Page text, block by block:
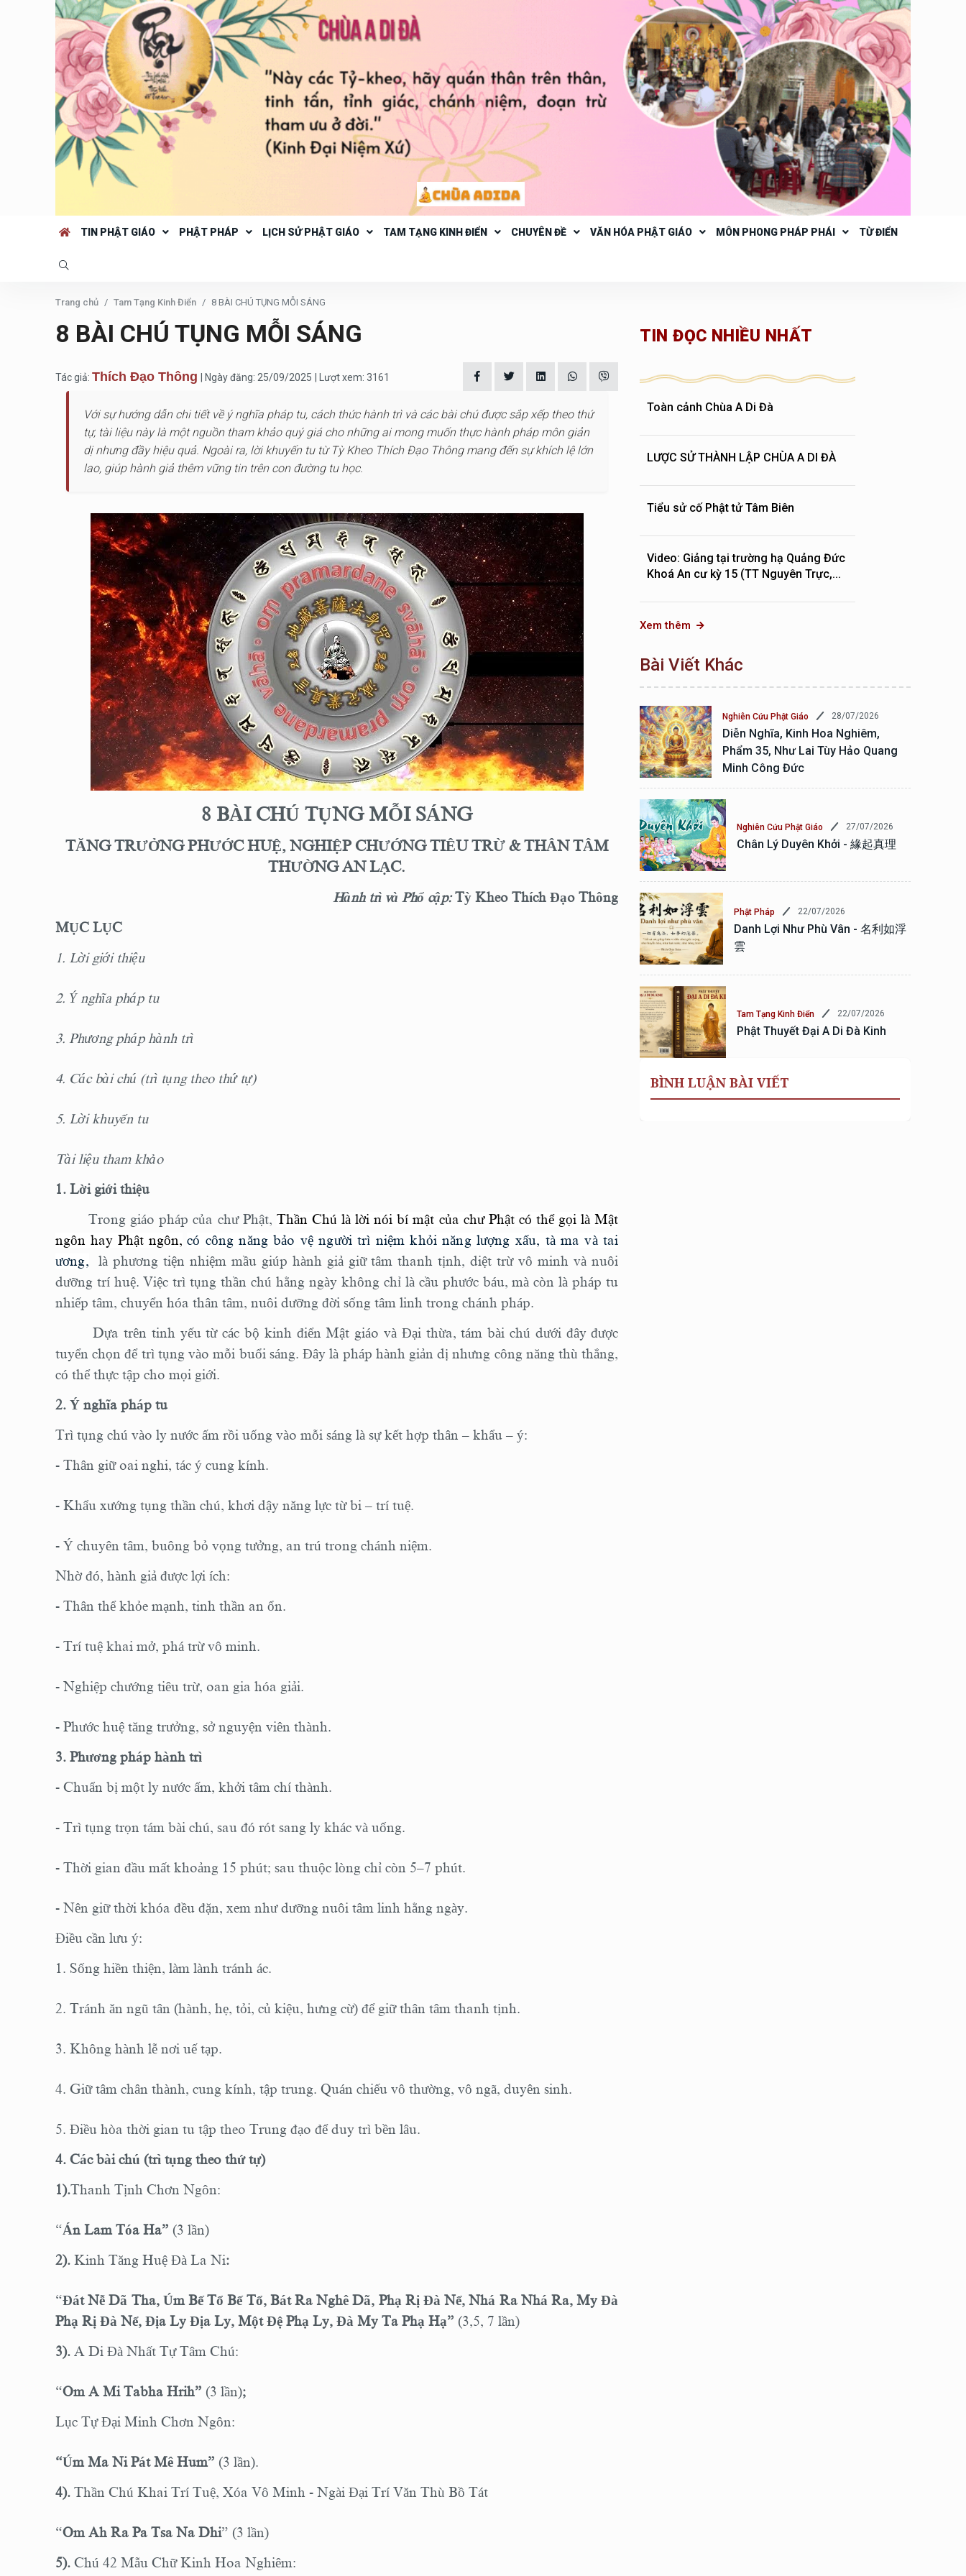
TIN PHẬT GIÁO PHẬT PHÁP LỊCH SỬ PHẬT GIÁO TAM TẠNG KINH ĐIỂN CHUYÊN ĐỀ VĂN HÓA PHẬT GIÁO MÔN PHONG PHÁP PHÁI TỪ ĐIỂN
Trang chủ Tam Tạng Kinh Điển 8 BÀI CHÚ TỤNG MỖI SÁNG
8 BÀI CHÚ TỤNG MỖI SÁNG
Tác giả: Thích Đạo Thông | Ngày đăng: 25/09/2025 | Lượt xem: 3161
Với sự hướng dẫn chi tiết về ý nghĩa pháp tu, cách thức hành trì và các bài chú được sắp xếp theo thứ
tự, tài liệu này là một nguồn tham khảo quý giá cho những ai mong muốn thực hành pháp môn giản
dị nhưng đầy hiệu quả. Ngoài ra, lời khuyến tu từ Tỳ Kheo Thích Đạo Thông mang đến sự khích lệ lớn
lao, giúp hành giả thêm vững tin trên con đường tu học.
8 BÀI CHÚ TỤNG MỖI SÁNG
TĂNG TRƯỞNG PHƯỚC HUỆ, NGHIỆP CHƯỚNG TIÊU TRỪ & THÂN TÂM
THƯỜNG AN LẠC.
Hành trì và Phổ cập:Tỳ Kheo Thích Đạo Thông
MỤC LỤC
1. Lời giới thiệu
2. Ý nghĩa pháp tu
3. Phương pháp hành trì
4. Các bài chú (trì tụng theo thứ tự)
5. Lời khuyến tu
Tài liệu tham khảo
1. Lời giới thiệu
Trong giáo pháp của chư Phật, Thần Chú là lời nói bí mật của chư Phật có thể gọi là Mật
ngôn hay Phật ngôn, có công năng bảo vệ người trì niệm khỏi năng lượng xấu, tà ma và tai
ương,
là phương tiện nhiệm mầu giúp hành giả giữ tâm thanh tịnh, diệt trừ vô minh và nuôi
dưỡng trí huệ. Việc trì tụng thần chú hằng ngày không chỉ là cầu phước báu, mà còn là pháp tu
nhiếp tâm, chuyển hóa thân tâm, nuôi dưỡng đời sống tâm linh trong chánh pháp.
Dựa trên tinh yếu từ các bộ kinh điển Mật giáo và Đại thừa, tám bài chú dưới đây được
tuyển chọn để trì tụng vào mỗi buổi sáng. Đây là pháp hành giản dị nhưng công năng thù thắng,
có thể thực tập cho mọi giới.
2. Ý nghĩa pháp tu
Trì tụng chú vào ly nước ấm rồi uống vào mỗi sáng là sự kết hợp thân – khẩu – ý:
- Thân giữ oai nghi, tác ý cung kính.
- Khẩu xướng tụng thần chú, khơi dậy năng lực từ bi – trí tuệ.
- Ý chuyên tâm, buông bỏ vọng tưởng, an trú trong chánh niệm.
Nhờ đó, hành giả được lợi ích:
- Thân thể khỏe mạnh, tinh thần an ổn.
- Trí tuệ khai mở, phá trừ vô minh.
- Nghiệp chướng tiêu trừ, oan gia hóa giải.
- Phước huệ tăng trưởng, sở nguyện viên thành.
3. Phương pháp hành trì
- Chuẩn bị một ly nước ấm, khởi tâm chí thành.
- Trì tụng trọn tám bài chú, sau đó rót sang ly khác và uống.
- Thời gian đầu mất khoảng 15 phút; sau thuộc lòng chỉ còn 5–7 phút.
- Nên giữ thời khóa đều đặn, xem như dưỡng nuôi tâm linh hằng ngày.
Điều cần lưu ý:
1. Sống hiền thiện, làm lành tránh ác.
2. Tránh ăn ngũ tân (hành, hẹ, tỏi, củ kiệu, hưng cừ) để giữ thân tâm thanh tịnh.
3. Không hành lễ nơi uế tạp.
4. Giữ tâm chân thành, cung kính, tập trung. Quán chiếu vô thường, vô ngã, duyên sinh.
5. Điều hòa thời gian tu tập theo Trung đạo để duy trì bền lâu.
4. Các bài chú (trì tụng theo thứ tự)
1).Thanh Tịnh Chơn Ngôn:
“Án Lam Tóa Ha” (3 lần)
2). Kinh Tăng Huệ Đà La Ni:
“Đát Nễ Dã Tha, Úm Bế Tổ Bế Tổ, Bát Ra Nghê Dã, Phạ Rị Đà Nể, Nhá Ra Nhá Ra, My Đà
Phạ Rị Đà Nể, Địa Ly Địa Ly, Một Đệ Phạ Ly, Đà My Ta Phạ Hạ” (3,5, 7 lần)
3). A Di Đà Nhất Tự Tâm Chú:
“Om A Mi Tabha Hrih” (3 lần);
Lục Tự Đại Minh Chơn Ngôn:
“Úm Ma Ni Pát Mê Hum” (3 lần).
4). Thần Chú Khai Trí Tuệ, Xóa Vô Minh - Ngài Đại Trí Văn Thù Bồ Tát
“Om Ah Ra Pa Tsa Na Dhi” (3 lần)
5). Chú 42 Mẫu Chữ Kinh Hoa Nghiêm:
TIN ĐỌC NHIỀU NHẤT
Toàn cảnh Chùa A Di Đà
LƯỢC SỬ THÀNH LẬP CHÙA A DI ĐÀ
Tiểu sử cố Phật tử Tâm Biên
Video: Giảng tại trường hạ Quảng Đức
Khoá An cư kỳ 15 (TT Nguyên Trực,...
Xem thêm
Bài Viết Khác
Nghiên Cứu Phật Giáo 28/07/2026
Diễn Nghĩa, Kinh Hoa Nghiêm,
Phẩm 35, Như Lai Tùy Hảo Quang
Minh Công Đức
Nghiên Cứu Phật Giáo 27/07/2026
Chân Lý Duyên Khởi - 緣起真理
Phật Pháp 22/07/2026
Danh Lợi Như Phù Vân - 名利如浮
雲
Tam Tạng Kinh Điển 22/07/2026
Phật Thuyết Đại A Di Đà Kinh
BÌNH LUẬN BÀI VIẾT